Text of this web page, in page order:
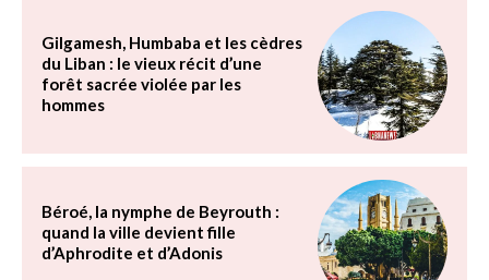
Gilgamesh, Humbaba et les cèdres
du Liban : le vieux récit d’une
forêt sacrée violée par les
hommes
Béroé, la nymphe de Beyrouth :
quand la ville devient fille
d’Aphrodite et d’Adonis